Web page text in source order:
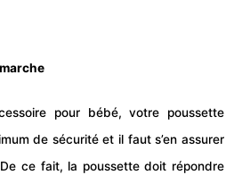
pour bébé, votre poussette
de sécurité et il faut s’en assurer
ce fait, la poussette doit répondre